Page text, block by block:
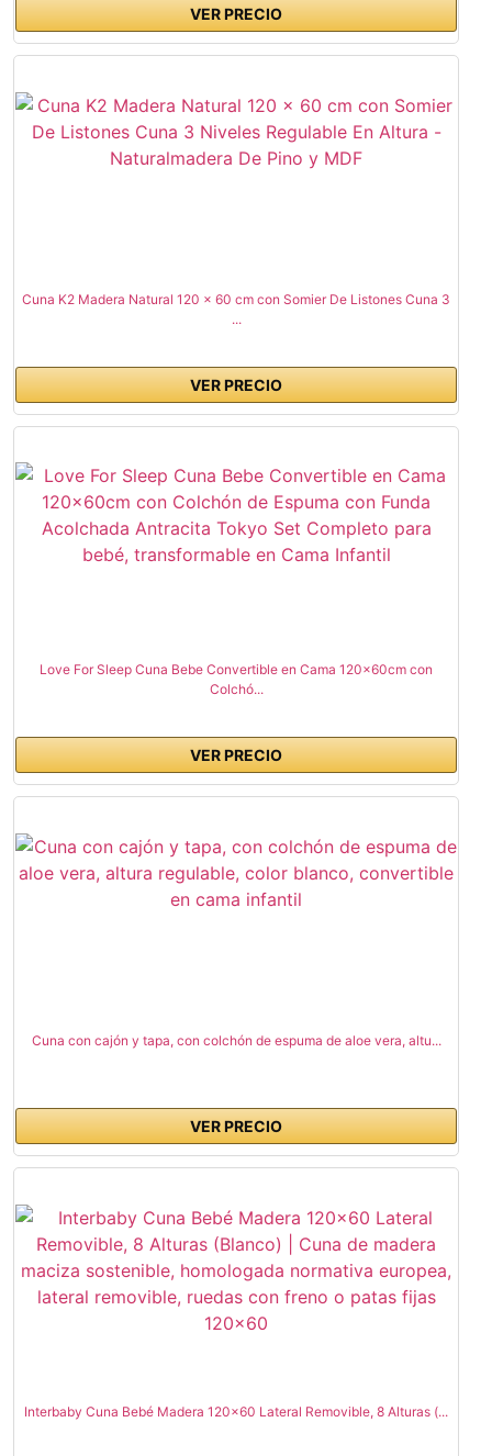
VER PRECIO
Cuna K2 Madera Natural 120 x 60 cm con Somier De Listones Cuna 3
...
VER PRECIO
Love For Sleep Cuna Bebe Convertible en Cama 120x60cm con
Colchó...
VER PRECIO
Cuna con cajón y tapa, con colchón de espuma de aloe vera, altu...
VER PRECIO
Interbaby Cuna Bebé Madera 120x60 Lateral Removible, 8 Alturas (...